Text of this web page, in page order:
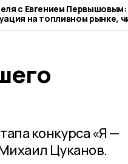
с Евгением Первышовым:
на топливном рынке,
и приоритеты
конкурса «Я —
Цуканов.